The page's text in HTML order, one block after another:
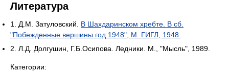
Литература
1. Д.М. Затуловский. В Шахдаринском хребте. В сб.
"Побежденные вершины год 1948", М. ГИГЛ, 1948.
2. Л.Д. Долгушин, Г.Б.Осипова. Ледники. М., "Мысль", 1989.
Категории: